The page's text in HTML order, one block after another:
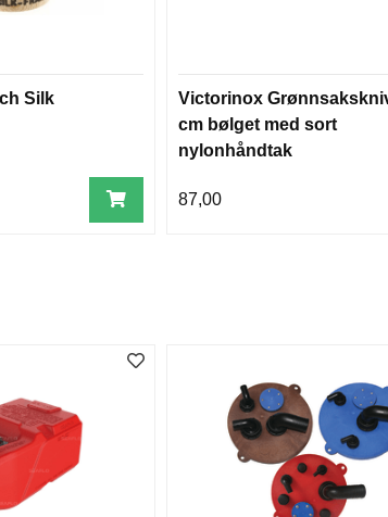
Silk
Victorinox
cm bølget med sort
nylonhåndtak
87,00